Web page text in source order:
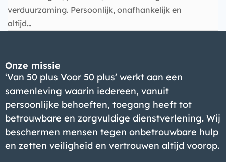
verduurzaming. Persoonlijk, onafhankelijk en
altijd…
Onze missie
‘Van 50 plus Voor 50 plus’ werkt aan een
samenleving waarin iedereen, vanuit
persoonlijke behoeften, toegang heeft tot
betrouwbare en zorgvuldige dienstverlening. Wij
beschermen mensen tegen onbetrouwbare hulp
en zetten veiligheid en vertrouwen altijd voorop.